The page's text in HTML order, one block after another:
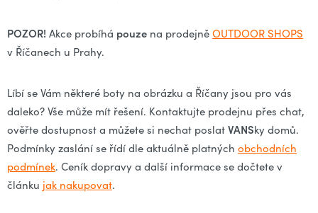
POZOR! Akce probíhá pouze na prodejně OUTDOOR SHOPS
v Říčanech u Prahy.
Líbí se Vám některé boty na obrázku a Říčany jsou pro vás
daleko? Vše může mít řešení. Kontaktujte prodejnu přes chat,
ověřte dostupnost a můžete si nechat poslat VANSky domů.
Podmínky zaslání se řídí dle aktuálně platných obchodních
podmínek. Ceník dopravy a další informace se dočtete v
článku jak nakupovat.